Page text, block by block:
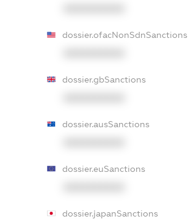
dossier.ofacNonSdnSanctions
dossier.gbSanctions
dossier.ausSanctions
dossier.euSanctions
dossier.japanSanctions